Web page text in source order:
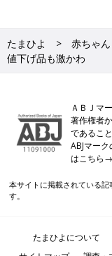
たまひよ 赤ちゃ
値下げ品も激かわ
ＡＢＪマ
著作権者
であるこ
ABJマー
はこち
本サイトに掲載されている
す。
たまひよについて